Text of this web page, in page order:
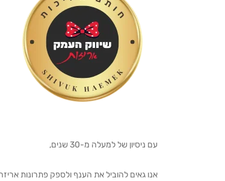
עם ניסיון של למעלה מ-30 שנים,
אנו גאים להוביל את הענף ולספק פתרונות